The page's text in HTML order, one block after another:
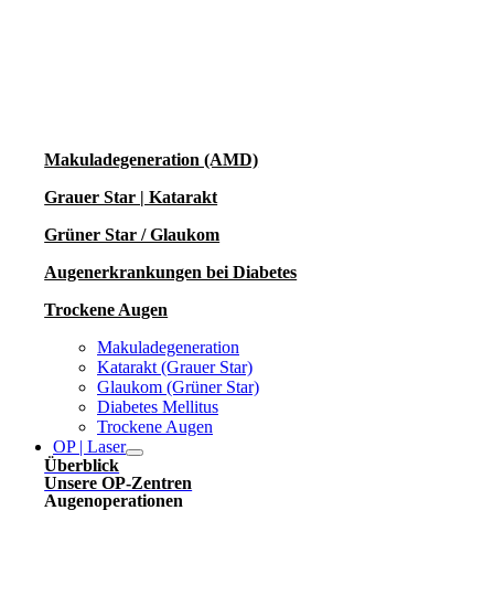
Makuladegeneration (AMD)
Grauer Star | Katarakt
Grüner Star / Glaukom
Augenerkrankungen bei Diabetes
Trockene Augen
Makuladegeneration
Katarakt (Grauer Star)
Glaukom (Grüner Star)
Diabetes Mellitus
Trockene Augen
OP | Laser
Überblick
Unsere OP-Zentren
Augenoperationen